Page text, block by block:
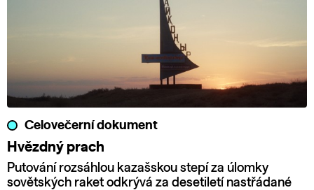
Celovečerní dokument
Hvězdný prach
Putování rozsáhlou kazašskou stepí za úlomky
sovětských raket odkrývá za desetiletí nastřádané